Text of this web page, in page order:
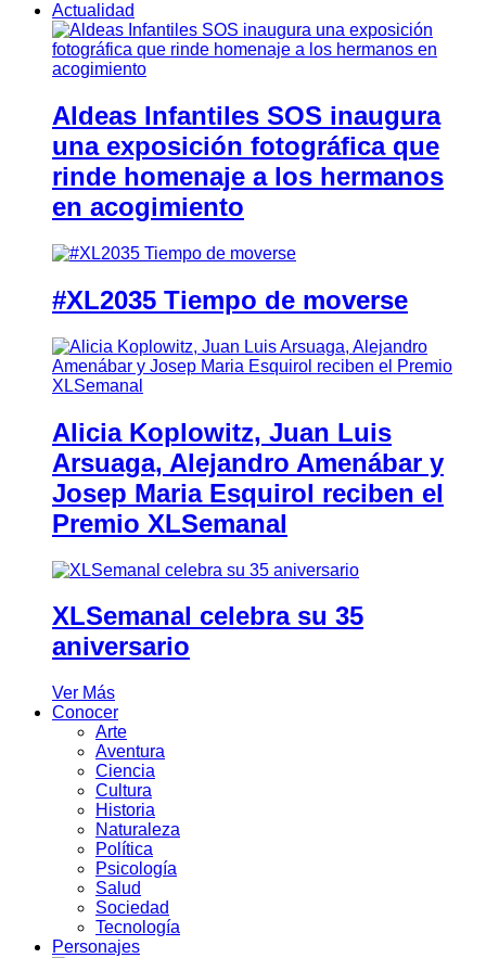
Actualidad
Aldeas Infantiles SOS inaugura
una exposición fotográfica que
rinde homenaje a los hermanos
en acogimiento
#XL2035 Tiempo de moverse
Alicia Koplowitz, Juan Luis
Arsuaga, Alejandro Amenábar y
Josep Maria Esquirol reciben el
Premio XLSemanal
XLSemanal celebra su 35
aniversario
Ver Más
Conocer
Arte
Aventura
Ciencia
Cultura
Historia
Naturaleza
Política
Psicología
Salud
Sociedad
Tecnología
Personajes